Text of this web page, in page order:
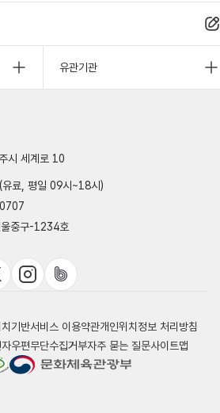
유관기관
시 세계로 10
료, 평일 09시~18시)
중구-1234호
기반서비스 이용약관개인위치정보 처리방침
자우편무단수집거부자주 묻는 질문사이트맵